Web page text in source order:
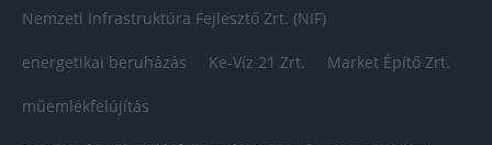
Nemzeti Infrastruktúra Fejlesztő Zrt. (NIF)
energetikai beruházás Ke-Víz 21 Zrt. Market Építő Zrt.
műemlékfelújítás